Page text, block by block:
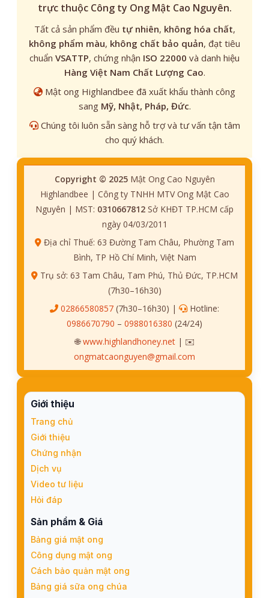
trực thuộc Công ty Ong Mật Cao Nguyên.
Tất cả sản phẩm đều tự nhiên, không hóa chất,
không phẩm màu, không chất bảo quản, đạt tiêu
chuẩn VSATTP, chứng nhận ISO 22000 và danh hiệu
Hàng Việt Nam Chất Lượng Cao.
Mật ong Highlandbee đã xuất khẩu thành công
sang Mỹ, Nhật, Pháp, Đức.
Chúng tôi luôn sẵn sàng hỗ trợ và tư vấn tận tâm
cho quý khách.
Copyright © 2025Mật Ong Cao Nguyên
Highlandbee | Công ty TNHH MTV Ong Mật Cao
Nguyên | MST: 0310667812 Sở KHĐT TP.HCM cấp
ngày 04/03/2011
Địa chỉ Thuế: 63 Đường Tam Châu, Phường Tam
Bình, TP Hồ Chí Minh, Việt Nam
Trụ sở: 63 Tam Châu, Tam Phú, Thủ Đức, TP.HCM
(7h30–16h30)
02866580857 (7h30–16h30) |
Hotline:
0986670790 – 0988016380 (24/24)
🌐www.highlandhoney.net| ✉️
ongmatcaonguyen@gmail.com
Giới thiệu
Trang chủ
Giới thiệu
Chứng nhận
Dịch vụ
Video tư liệu
Hỏi đáp
Sản phẩm & Giá
Bảng giá mật ong
Công dụng mật ong
Cách bảo quản mật ong
Bảng giá sữa ong chúa